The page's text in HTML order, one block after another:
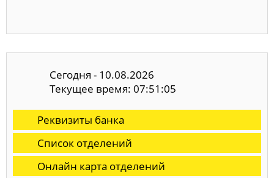
Сегодня - 10.08.2026
Текущее время: 07:51:06
Реквизиты банка
Список отделений
Онлайн карта отделений